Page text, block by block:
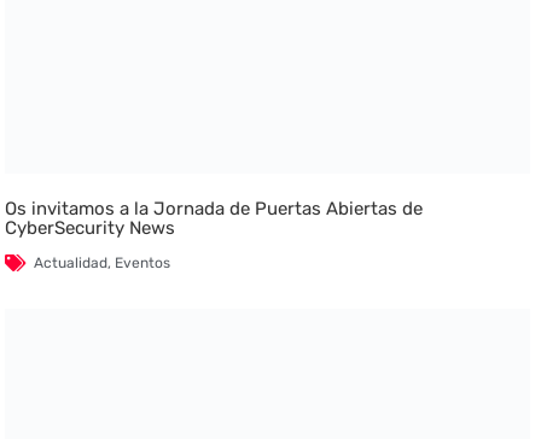
Os invitamos a la Jornada de Puertas Abiertas de
CyberSecurity News
Actualidad, Eventos